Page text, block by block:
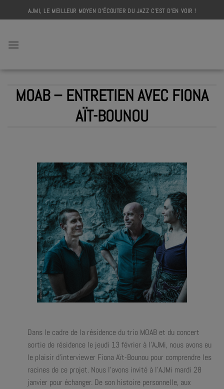
to
AJMI, LE MEILLEUR MOYEN D'ÉCOUTER DU JAZZ C'EST D'EN VOIR !
MOAB – ENTRETIEN AVEC FIONA
AÏT-BOUNOU
Dans le cadre de la résidence du trio MOAB et du concert
sortie de résidence le jeudi 13 février à l’AJMi, nous avons eu
le plaisir d’interviewer Fiona Aït-Bounou pour comprendre les
racines de ce projet. Nous l’avons invité à l’AJMi mardi 28
janvier pour échanger. De son histoire personnelle, aux